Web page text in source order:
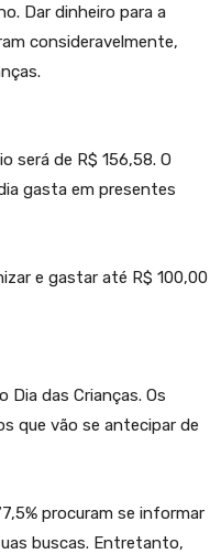
Dar dinheiro para a
consideravelmente,
será de R$ 156,58. O
gasta em presentes
e gastar até R$ 100,00
Dia das Crianças. Os
que vão se antecipar de
procuram se informar
buscas. Entretanto,